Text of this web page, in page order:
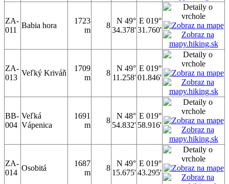
ZA-
011
Babia hora
1723
m
8
N 49°
34.378'
E 019°
31.760'
ZA-
013
Veľký Kriváň
1709
m
8
N 49°
11.258'
E 019°
01.846'
BB-
004
Veľká
Vápenica
1691
m
8
N 48°
54.832'
E 019°
58.916'
ZA-
014
Osobitá
1687
m
8
N 49°
15.675'
E 019°
43.295'